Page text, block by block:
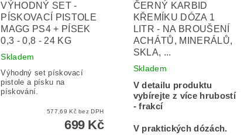
VÝHODNÝ SET -
PÍSKOVACÍ PISTOLE
MAGG PS4 + PÍSEK
0,3 - 0,8 - 24 KG
Skladem
Výhodný set pískovací
pistole a písku na
pískování.
577,69 Kč bez DPH
699 Kč
ČERNÝ KARBID
KŘEMÍKU DÓZA 1
LITR - NA BROUŠENÍ
ACHÁTŮ, MINERÁLŮ,
SKLA, ...
Skladem
V detailu produktu
vybírejte z více hrubostí
- frakcí
V praktických d ózách.